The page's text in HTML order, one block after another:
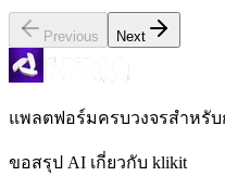
Previous Next
แพลตฟอร์มครบวงจรสำหรับ
ขอสรุป AI เกี่ยวกับ klikit